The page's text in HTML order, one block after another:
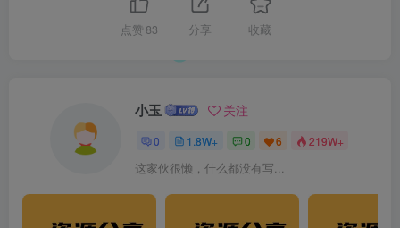
点赞 83 分享 收藏
小玉 关注
0 1.8W+ 0 6 219W+
这家伙很懒，什么都没有写...